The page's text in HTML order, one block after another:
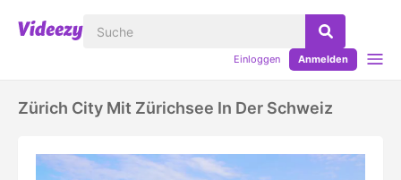
Einloggen Anmelden
Zürich City Mit Zürichsee In Der Schweiz